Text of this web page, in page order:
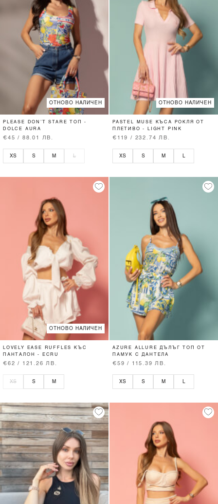
ОТНОВО НАЛИЧЕН
PLEASE DON’T STARE ТОП -
DOLCE AURA
€45 / 88.01 ЛВ.
XS S M L
ОТНОВО НАЛИЧЕН
PASTEL MUSE КЪСА РОКЛЯ ОТ
ПЛЕТИВО - LIGHT PINK
€119 / 232.74 ЛВ.
XS S M L
ОТНОВО НАЛИЧЕН
LOVELY EASE RUFFLES КЪС
ПАНТАЛОН - ECRU
€62 / 121.26 ЛВ.
XS S M
AZURE ALLURE ДЪЛЪГ ТОП ОТ
ПАМУК С ДАНТЕЛА
€59 / 115.39 ЛВ.
XS S M